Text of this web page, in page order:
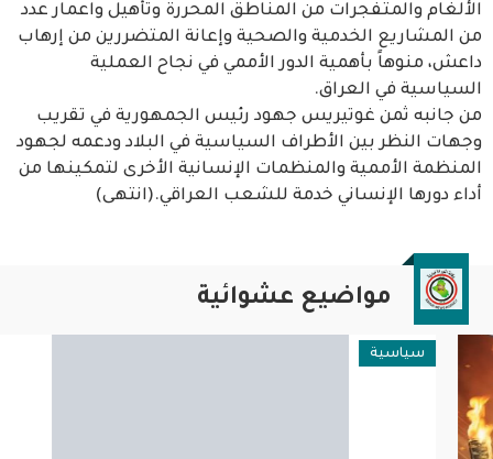
الألغام والمتفجرات من المناطق المحررة وتأهيل واعمار عدد
من المشاريع الخدمية والصحية وإعانة المتضررين من إرهاب
داعش، منوهاً بأهمية الدور الأممي في نجاح العملية
السياسية في العراق.
من جانبه ثمن غوتيريس جهود رئيس الجمهورية في تقريب
وجهات النظر بين الأطراف السياسية في البلاد ودعمه لجهود
المنظمة الأممية والمنظمات الإنسانية الأخرى لتمكينها من
أداء دورها الإنساني خدمة للشعب العراقي.(انتهى)
مواضيع عشوائية
سياسية